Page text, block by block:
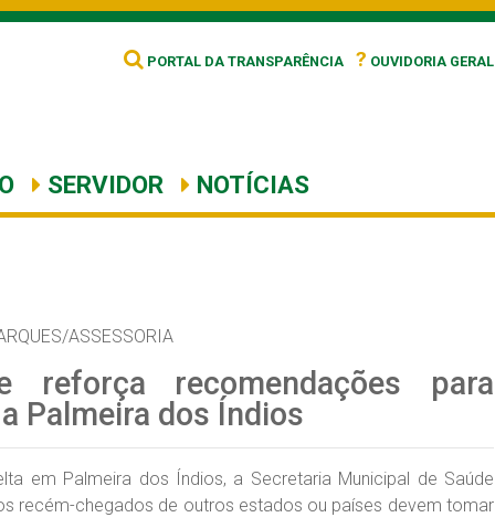
PORTAL DA TRANSPARÊNCIA ? OUVIDORIA GERAL
SERVIDOR NOTÍCIAS
ASSESSORIA
reforça recomendações para
Palmeira dos Índios
em Palmeira dos Índios, a Secretaria Municipal de Saúde
recém-chegados de outros estados ou países devem tomar